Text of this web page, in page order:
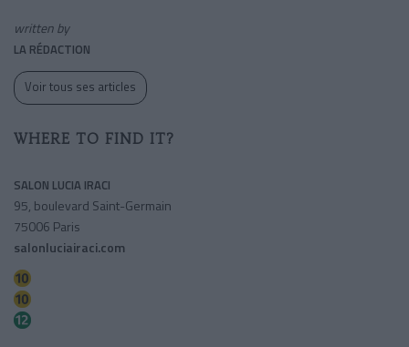
written by
LA RÉDACTION
Voir tous ses articles
WHERE TO FIND IT?
SALON LUCIA IRACI
95, boulevard Saint-Germain
75006 Paris
salonluciairaci.com